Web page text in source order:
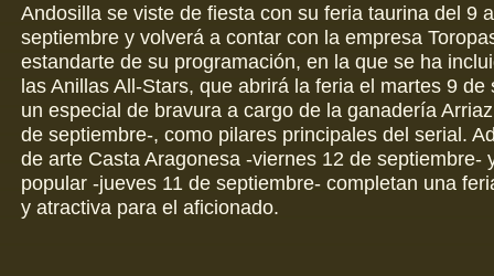
Andosilla se viste de fiesta con su feria taurina del 9
septiembre y volverá a contar con la empresa
estandarte de su programación, en la que se ha
las Anillas All-Stars, que abrirá la feria el martes 9 de
un especial de bravura a cargo de la ganadería
de septiembre-, como pilares principales del serial.
de arte Casta Aragonesa -viernes 12 de septiembre-
popular -jueves 11 de septiembre- completan una
y atractiva para el aficionado.